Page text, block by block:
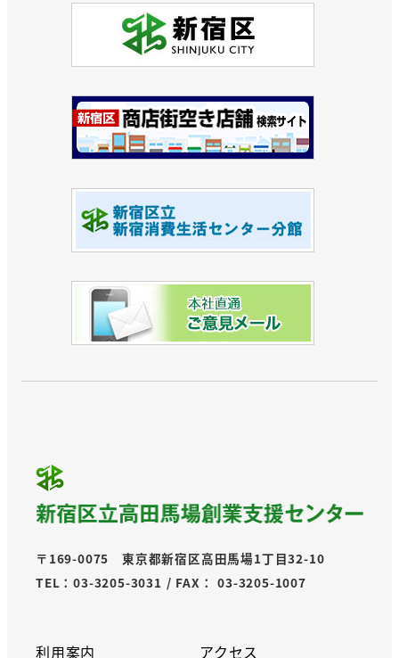
〒169-0075 東京都新宿区高田馬場1丁目32-10
TEL：03-3205-3031 / FAX： 03-3205-1007
利用案内 アクセス